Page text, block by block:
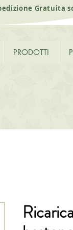
PRODOTTI
Gratuita